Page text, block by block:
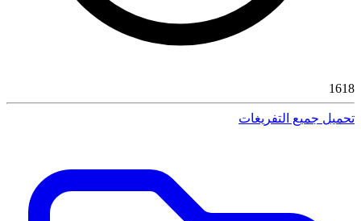
1618
تحميل جميع التفريغات